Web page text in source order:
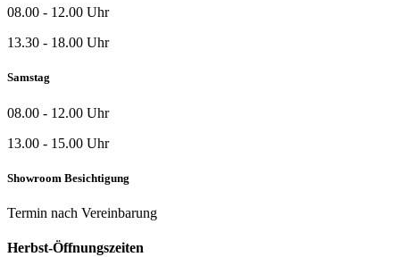
08.00 - 12.00 Uhr
13.30 - 18.00 Uhr
Samstag
08.00 - 12.00 Uhr
13.00 - 15.00 Uhr
Showroom Besichtigung
Termin nach Vereinbarung
Herbst-Öffnungszeiten